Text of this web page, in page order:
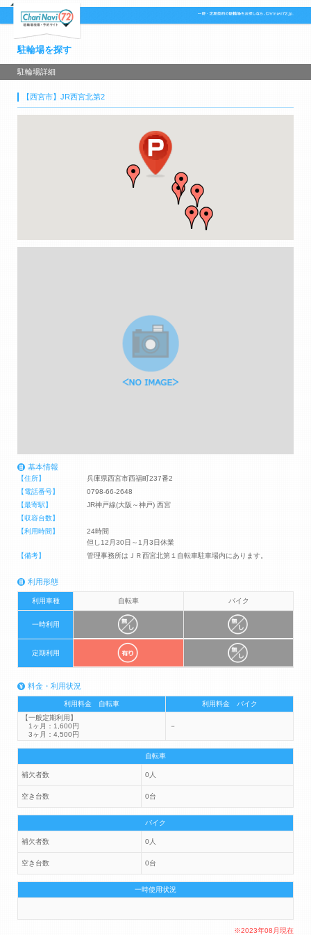
駐輪場を探す
駐輪場詳細
【西宮市】JR西宮北第2
基本情報
【住所】
兵庫県西宮市西福町237番2
【電話番号】
0798-66-2648
【最寄駅】
JR神戸線(大阪～神戸) 西宮
【収容台数】
【利用時間】
24時間
但し12月30日～1月3日休業
【備考】
管理事務所はＪＲ西宮北第１自転車駐車場内にあります。
利用形態
利用車種 自転車 バイク
一時利用
定期利用
料金・利用状況
利用料金 自転車
利用料金 バイク
【一般定期利用】
1ヶ月：1,600円
3ヶ月：4,500円
－
自転車
補欠者数 0人
空き台数 0台
バイク
補欠者数 0人
空き台数 0台
一時使用状況
※2023年08月現在